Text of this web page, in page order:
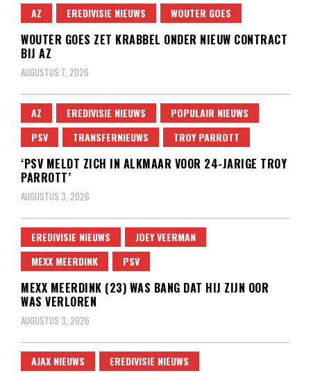
AZ EREDIVISIE NIEUWS WOUTER GOES
WOUTER GOES ZET KRABBEL ONDER NIEUW CONTRACT
BIJ AZ
AUGUSTUS 7, 2026
AZ EREDIVISIE NIEUWS
POPULAIR NIEUWS
PSV
TRANSFERNIEUWS TROY PARROTT
‘PSV MELDT ZICH IN ALKMAAR VOOR 24-JARIGE TROY
PARROTT’
AUGUSTUS 3, 2026
EREDIVISIE NIEUWS
JOEY VEERMAN
MEXX MEERDINK
PSV
MEXX MEERDINK (23) WAS BANG DAT HIJ ZIJN OOR
WAS VERLOREN
AUGUSTUS 3, 2026
AJAX NIEUWS
EREDIVISIE NIEUWS